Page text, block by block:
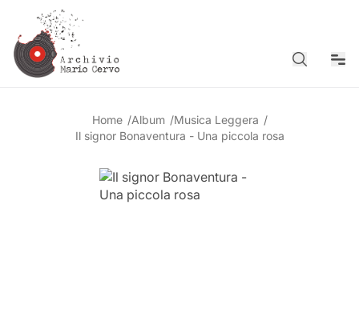
Cerca
Home /Album /Musica Leggera /
Il signor Bonaventura - Una piccola rosa